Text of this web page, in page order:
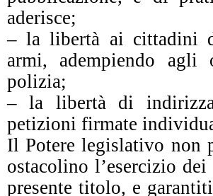
aderisce;
– la libertà ai cittadini
armi, adempiendo
polizia;
– la libertà di
petizioni firmate
Il Potere legislativo non
ostacolino l’esercizio
presente titolo, e